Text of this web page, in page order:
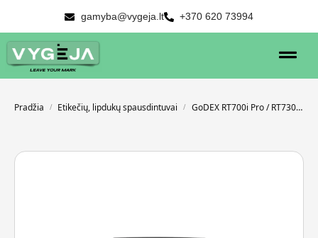
gamyba@vygeja.lt +370 620 73994
Pradžia / Etikečių, lipdukų spausdintuvai / GoDEX RT700i Pro / RT730i Pro